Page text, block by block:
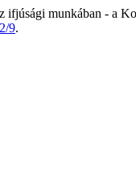
ifjúsági munkában - a
9.